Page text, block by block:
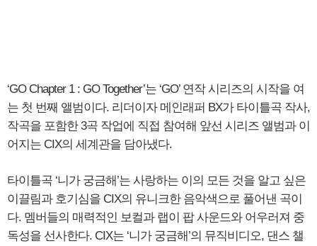
‘GO Chapter 1 : GO Together’는 ‘GO’ 연작 시리즈의 시작을 여
는 첫 번째 앨범이다. 리더이자 메인래퍼 BX가 타이틀곡 작사,
작곡을 포함한 3곡 작업에 직접 참여해 앞선 시리즈 앨범과 이
어지는 CIX의 세계관을 담아냈다.
타이틀곡 ‘니가 궁금해’는 사랑하는 이의 모든 것을 알고 싶은
이끌림과 호기심을 CIX의 유니크한 음악색으로 풀어낸 곡이
다. 멤버들의 매력적인 보컬과 랩이 팝 사운드와 어우러져 중
독성을 선사한다. CIX는 ‘니가 궁금해’의 뮤직비디오, 댄스 챌